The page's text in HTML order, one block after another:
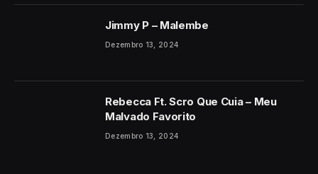
Jimmy P – Malembe
Dezembro 13, 2024
Rebecca Ft. Scro Que Cuia – Meu
Malvado Favorito
Dezembro 13, 2024